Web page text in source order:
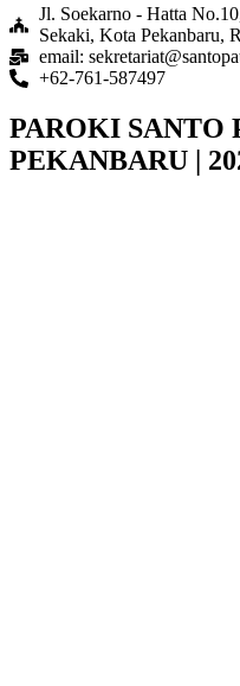
Jl. Soekarno - Hatta
Sekaki, Kota Pekanbaru,
email:
+62-761-587497
PAROKI SANTO
PEKANBARU |